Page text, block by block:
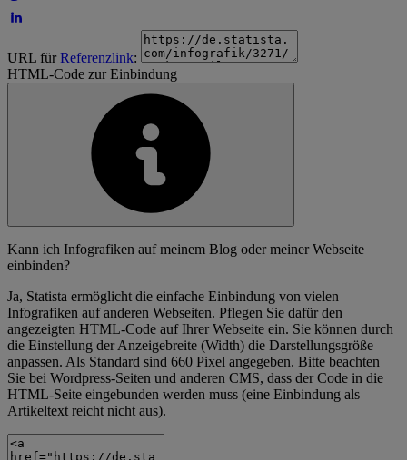
URL fürReferenzlink:
HTML-Code zur Einbindung
Kann ich Infografiken auf meinem Blog oder meiner Webseite
einbinden?
Ja, Statista ermöglicht die einfache Einbindung von vielen
Infografiken auf anderen Webseiten. Pflegen Sie dafür den
angezeigten HTML-Code auf Ihrer Webseite ein. Sie können durch
die Einstellung der Anzeigebreite (Width) die Darstellungsgröße
anpassen. Als Standard sind 660 Pixel angegeben. Bitte beachten
Sie bei Wordpress-Seiten und anderen CMS, dass der Code in die
HTML-Seite eingebunden werden muss (eine Einbindung als
Artikeltext reicht nicht aus).